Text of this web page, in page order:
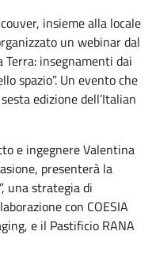
insieme alla locale
un webinar dal
insegnamenti dai
spazio”. Un evento che
edizione dell’Italian
e ingegnere Valentina
presenterà la
una strategia di
con COESIA
e il Pastificio RANA